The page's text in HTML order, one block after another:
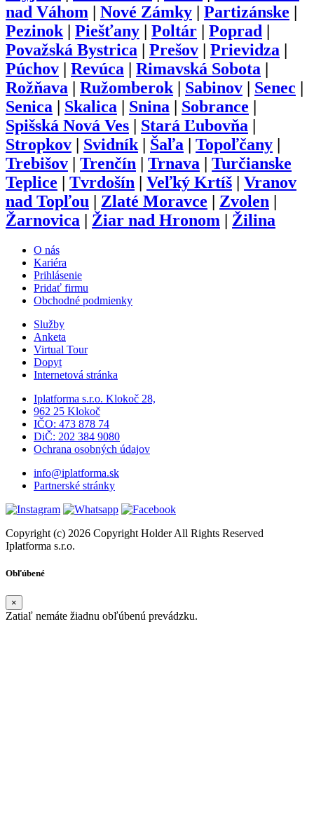
nad Váhom
Nové Zámky Partizánske
Pezinok| Piešťany Poltár Poprad
Považská Bystrica
Prešov Prievidza
Púchov
Revúca Rimavská Sobota
Rožňava
Ružomberok| Sabinov Senec
Senica
Skalica Snina Sobrance
Spišská Nová Ves
Stará Ľubovňa
Stropkov
Svidník| Šaľa Topoľčany
Trebišov
Trenčín Trnava
Turčianske
Teplice
Tvrdošín Veľký Krtíš
Vranov
nad Topľou
Zlaté Moravce Zvolen
Žarnovica
Žiar nad Hronom Žilina
O nás
Kariéra
Prihlásenie
Pridať firmu
Obchodné podmienky
Služby
Anketa
Virtual Tour
Dopyt
Internetová stránka
Iplatforma s.r.o. Klokoč 28,
962 25 Klokoč
IČO: 473 878 74
DiČ: 202 384 9080
Ochrana osobných údajov
info@iplatforma.sk
Partnerské stránky
Copyright (c) 2026 Copyright Holder All Rights Reserved
Iplatforma s.r.o.
Obľúbené
×
Zatiaľ nemáte žiadnu obľúbenú prevádzku.